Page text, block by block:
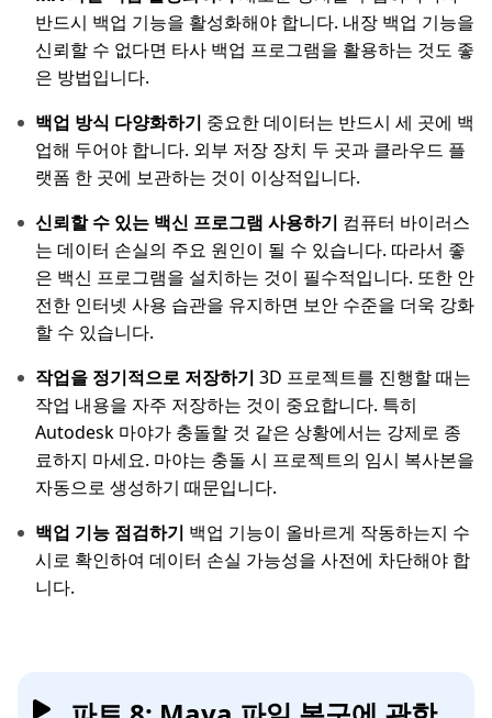
반드시 백업 기능을 활성화해야 합니다. 내장 백업 기능을
신뢰할 수 없다면 타사 백업 프로그램을 활용하는 것도 좋
은 방법입니다.
백업 방식 다양화하기 중요한 데이터는 반드시 세 곳에 백
업해 두어야 합니다. 외부 저장 장치 두 곳과 클라우드 플
랫폼 한 곳에 보관하는 것이 이상적입니다.
신뢰할 수 있는 백신 프로그램 사용하기 컴퓨터 바이러스
는 데이터 손실의 주요 원인이 될 수 있습니다. 따라서 좋
은 백신 프로그램을 설치하는 것이 필수적입니다. 또한 안
전한 인터넷 사용 습관을 유지하면 보안 수준을 더욱 강화
할 수 있습니다.
작업을 정기적으로 저장하기 3D 프로젝트를 진행할 때는
작업 내용을 자주 저장하는 것이 중요합니다. 특히
Autodesk 마야가 충돌할 것 같은 상황에서는 강제로 종
료하지 마세요. 마야는 충돌 시 프로젝트의 임시 복사본을
자동으로 생성하기 때문입니다.
백업 기능 점검하기 백업 기능이 올바르게 작동하는지 수
시로 확인하여 데이터 손실 가능성을 사전에 차단해야 합
니다.